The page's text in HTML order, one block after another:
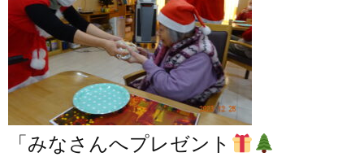
「みなさんへプレゼント